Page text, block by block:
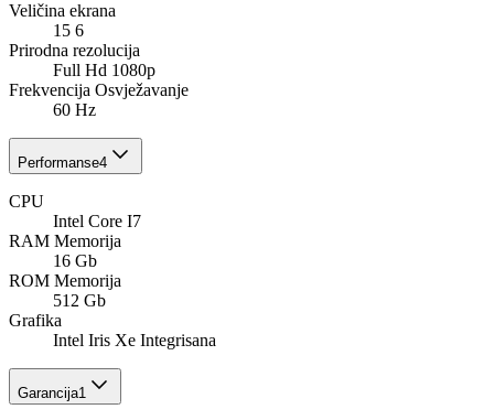
Veličina ekrana
15 6
Prirodna rezolucija
Full Hd 1080p
Frekvencija Osvježavanje
60 Hz
Performanse4
CPU
Intel Core I7
RAM Memorija
16 Gb
ROM Memorija
512 Gb
Grafika
Intel Iris Xe Integrisana
Garancija1